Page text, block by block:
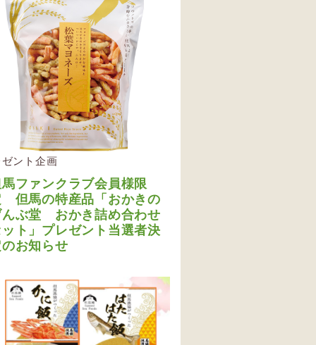
ント企画
ファンクラブ会員様限
但馬の特産品「おかきの
んぶ堂 おかき詰め合わせ
ト」プレゼント当選者決
お知らせ